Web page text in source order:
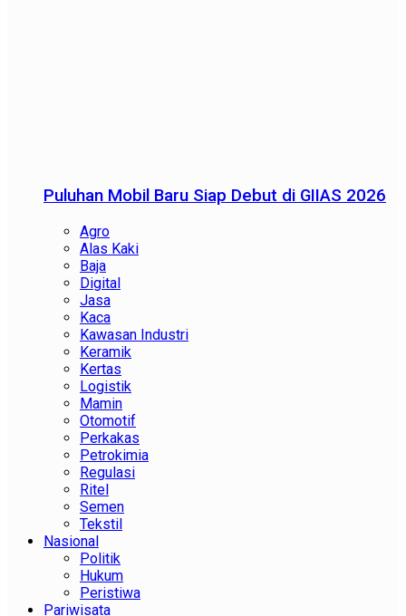
Puluhan Mobil Baru Siap Debut di GIIAS 2026
Agro
Alas Kaki
Baja
Digital
Jasa
Kaca
Kawasan Industri
Keramik
Kertas
Logistik
Mamin
Otomotif
Perkakas
Petrokimia
Regulasi
Ritel
Semen
Tekstil
Nasional
Politik
Hukum
Peristiwa
Pariwisata